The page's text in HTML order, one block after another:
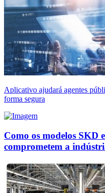
Aplicativo ajudará agentes
forma segura
Como os modelos SKD
comprometem a